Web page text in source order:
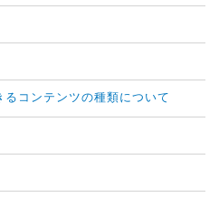
コンテンツの種類について